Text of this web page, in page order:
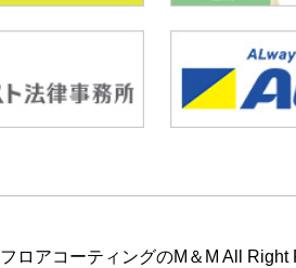
フロアコーティングのM＆M All Right